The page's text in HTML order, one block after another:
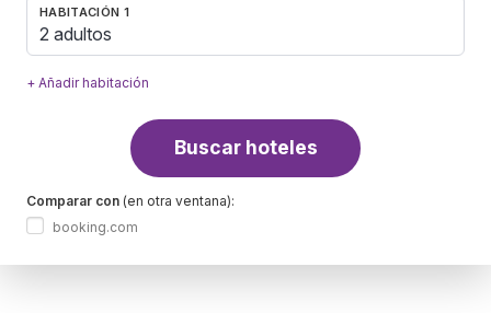
HABITACIÓN 1
2 adultos
+ Añadir habitación
Buscar hoteles
Comparar con (en otra ventana):
booking.com